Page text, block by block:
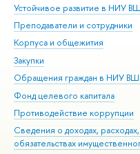
Устойчивое развитие в НИУ
Преподаватели и сотрудники
Корпуса и общежития
Закупки
Обращения граждан в НИУ
Фонд целевого капитала
Противодействие коррупции
Сведения о доходах,
обязательствах